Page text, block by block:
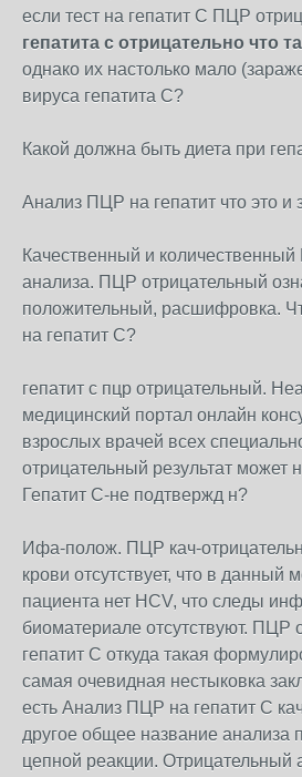
если тест на гепатит С ПЦР
гепатита с отрицательно что
однако их настолько мало
вируса гепатита С?
Какой должна быть диета при
Анализ ПЦР на гепатит что это и
Качественный и
анализа. ПЦР отрицательный
положительный, расшифровка.
на гепатит С?
гепатит с пцр отрицательный.
медицинский портал онлайн
взрослых врачей всех
отрицательный результат может
Гепатит С-не подтвержд н?
Ифа-полож. ПЦР кач-
крови отсутствует, что в данный
пациента нет HCV, что следы
биоматериале отсутствуют. ПЦР
гепатит С откуда такая
самая очевидная нестыковка
есть Анализ ПЦР на гепатит С
другое общее название анализа
цепной реакции.